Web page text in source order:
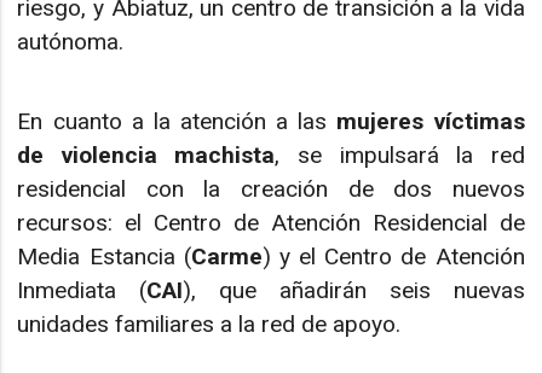
riesgo, y Abiatuz, un centro de transición a la vida
autónoma.
En cuanto a la atención a las mujeres víctimas
de violencia machista, se impulsará la red
residencial con la creación de dos nuevos
recursos: el Centro de Atención Residencial de
Media Estancia (Carme) y el Centro de Atención
Inmediata (CAI), que añadirán seis nuevas
unidades familiares a la red de apoyo.